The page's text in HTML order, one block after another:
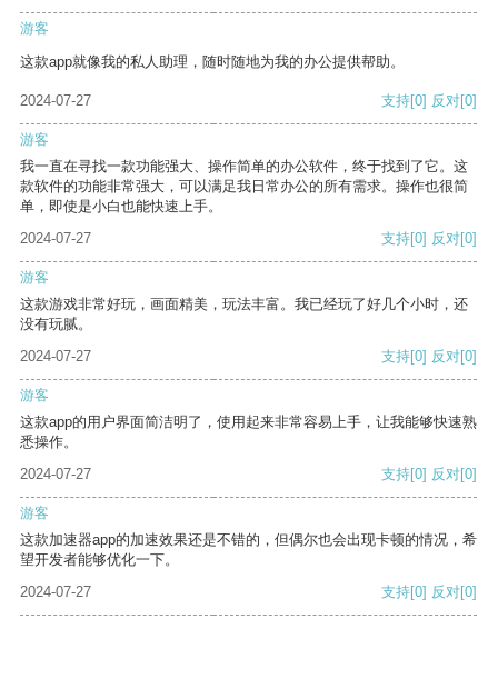
游客
这款app就像我的私人助理，随时随地为我的办公提供帮助。
2024-07-27 支持[0] 反对[0]
游客
我一直在寻找一款功能强大、操作简单的办公软件，终于找到了它。这
款软件的功能非常强大，可以满足我日常办公的所有需求。操作也很简
单，即使是小白也能快速上手。
2024-07-27
支持[0] 反对[0]
游客
这款游戏非常好玩，画面精美，玩法丰富。我已经玩了好几个小时，还
没有玩腻。
2024-07-27
支持[0] 反对[0]
游客
这款app的用户界面简洁明了，使用起来非常容易上手，让我能够快速熟
悉操作。
2024-07-27
支持[0] 反对[0]
游客
这款加速器app的加速效果还是不错的，但偶尔也会出现卡顿的情况，希
望开发者能够优化一下。
2024-07-27
支持[0] 反对[0]